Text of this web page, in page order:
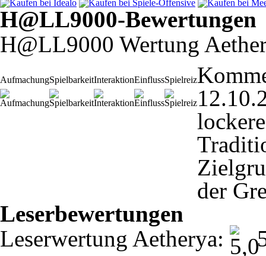
H@LL9000-Bewertungen
H@LL9000 Wertung
AufmachungSpielbarkeitInteraktionEinflussSpielreiz
der
Leserbewertungen
Leserwertung Aetherya: